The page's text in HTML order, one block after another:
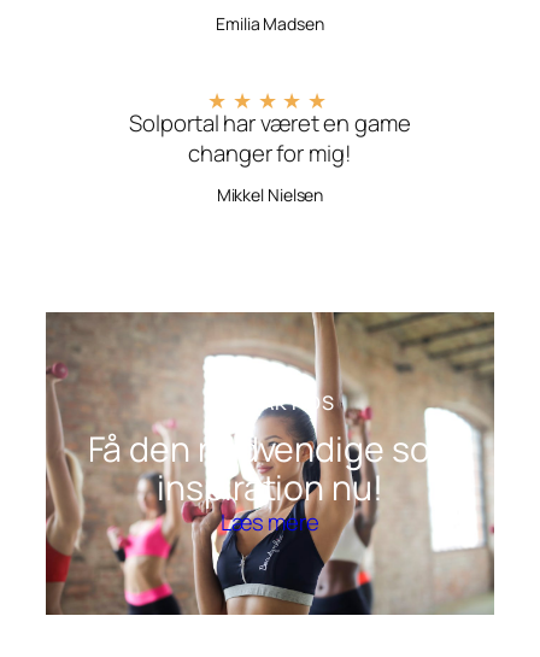
Emilia Madsen
★ ★ ★ ★ ★
Solportal har været en game
changer for mig!
Mikkel Nielsen
KONTAKT OS
Få den nødvendige sol-
inspiration nu!
Læs mere